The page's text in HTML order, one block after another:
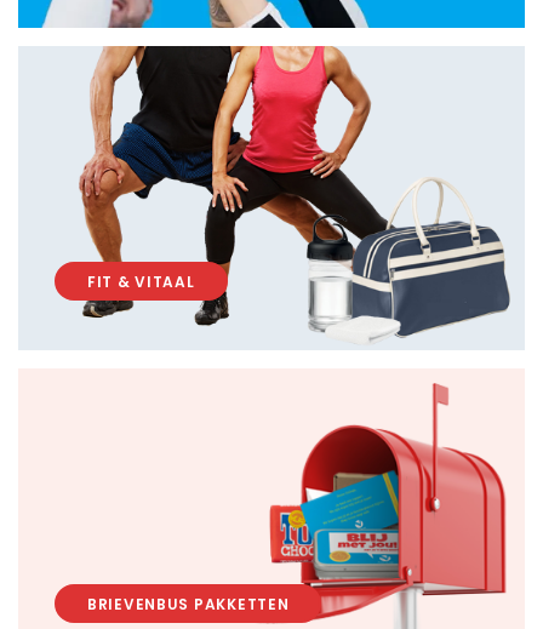
FIT & VITAAL
BRIEVENBUS PAKKETTEN